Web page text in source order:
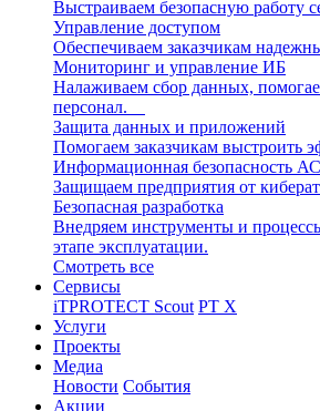
Выстраиваем безопасную работу
Управление доступом
Обеспечиваем заказчикам
Мониторинг и управление ИБ
Налаживаем сбор данных,
персонал.
Защита данных и приложений
Помогаем заказчикам выстроить
Информационная безопасность
Защищаем предприятия от
Безопасная разработка
Внедряем инструменты и
этапе эксплуатации.
Смотреть все
Сервисы
iTPROTECT Scout PT X
Услуги
Проекты
Медиа
Новости События
Акции